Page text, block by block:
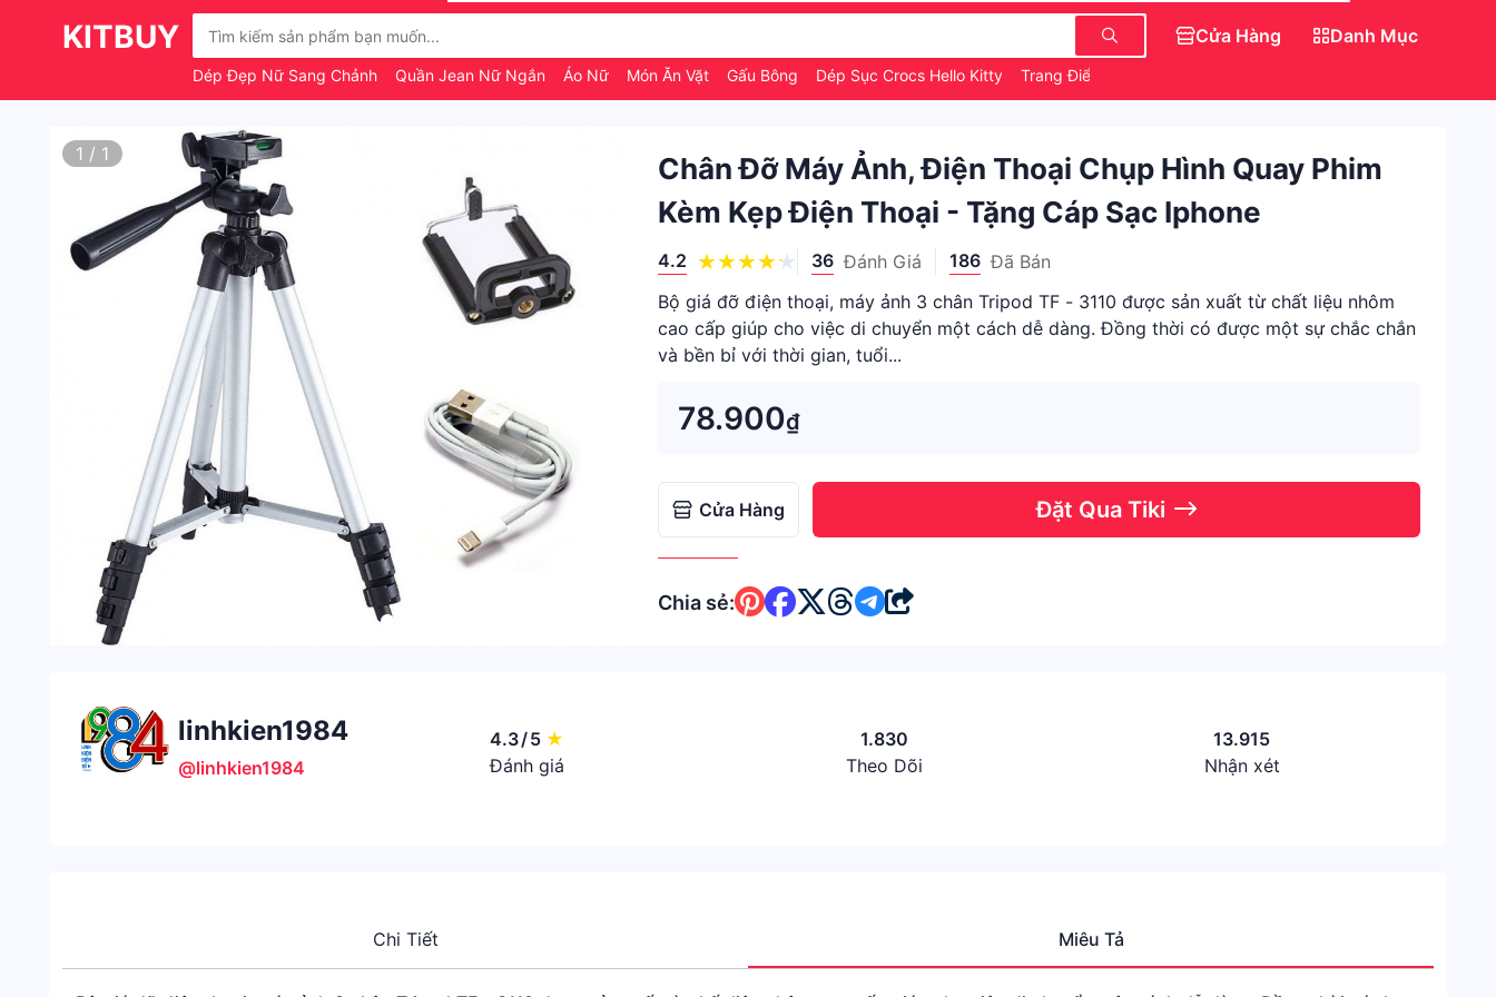
KITBUY
Dép Đẹp Nữ Sang Chảnh Quần Jean Nữ Ngắn Áo Nữ Món Ăn Vặt Gấu Bông Dép Sục Crocs Hello Kitty Trang Điểm Chính Hãng
Cửa Hàng Danh Mục
1 / 1
Chân Đỡ Máy Ảnh, Điện Thoại Chụp Hình Quay Phim
Kèm Kẹp Điện Thoại - Tặng Cáp Sạc Iphone
4.2 36 Đánh Giá 186 Đã Bán
Bộ giá đỡ điện thoại, máy ảnh 3 chân Tripod TF - 3110 được sản xuất từ chất liệu nhôm
cao cấp giúp cho việc di chuyển một cách dễ dàng. Đồng thời có được một sự chắc chắn
và bền bỉ với thời gian, tuổi...
78.900₫
Cửa Hàng Đặt Qua Tiki
Chia sẻ:
linhkien1984
@linhkien1984
4.3/5 ★
Đánh giá
1.830
Theo Dõi
13.915
Nhận xét
Chi Tiết Miêu Tả